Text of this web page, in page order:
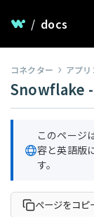
/ docs
コネクター アプリ
Snowflake -
このページ
容と英語版
す。
ページをコピ